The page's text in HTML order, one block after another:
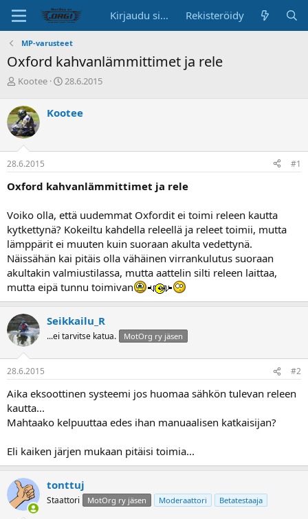
Kirjaudu sisään Rekisteröidy
MP-varusteet
Oxford kahvanlämmittimet ja rele
K
s
k
u
s
t
e
u
a
l
o
i
t
t
a
j
a
Kootee
A
i
s
i
ä
28.6.2015
Kootee
28.6.2015 #1
Oxford kahvanlämmittimet ja rele
Voiko olla, että uudemmat Oxfordit ei toimi releen kautta
kytkettynä? Kokeiltu kahdella releellä ja releet toimii, mutta
lämppärit ei muuten kuin suoraan akulta vedettynä.
Näissähän kai pitäis olla vähäinen virrankulutus suoraan
akultakin valmiustilassa, mutta aattelin silti releen laittaa,
mutta eipä tunnu toimivan
Seikkailu_R
...ei tarvitse katua. MotOrg ry jäsen
28.6.2015 #2
Aika eksoottinen systeemi jos huomaa sähkön tulevan releen
kautta...
Mahtaako kelpuuttaa edes ihan manuaalisen katkaisijan?
Eli kaiken järjen mukaan pitäisi toimia...
tonttuj
Staattori MotOrg ry jäsen Moderaattori Betatestaaja